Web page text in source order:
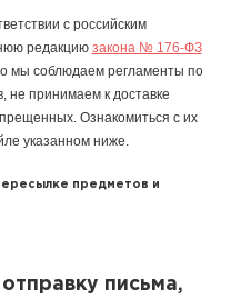
с российским
редакцию закона № 176-ФЗ
мы соблюдаем регламенты по
не принимаем к доставке
Ознакомиться с их
указанном ниже.
предметов и
письма,